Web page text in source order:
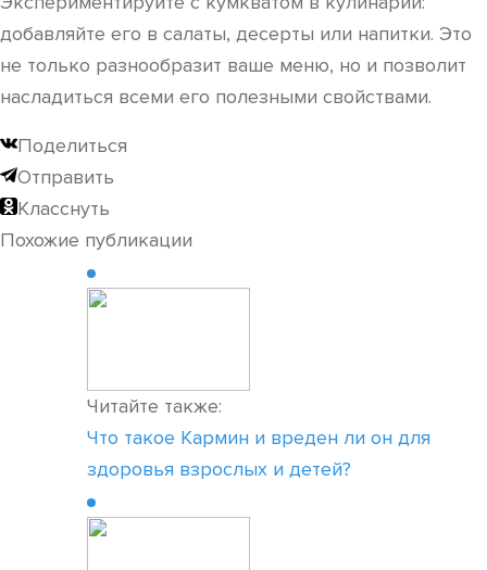
добавляйте его в салаты, десерты или напитки. Это
не только разнообразит ваше меню, но и позволит
насладиться всеми его полезными свойствами.
Поделиться
Отправить
Класснуть
Похожие публикации
Читайте также:
Что такое Кармин и вреден ли он для
здоровья взрослых и детей?